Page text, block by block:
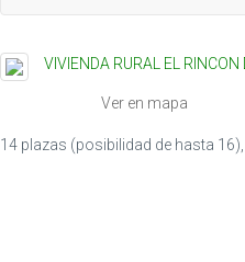
VIVIENDA RURAL EL RINCON
Ver en mapa
14 plazas (posibilidad de hasta